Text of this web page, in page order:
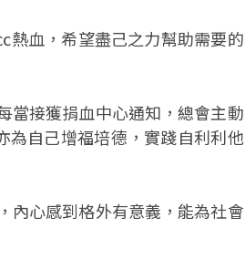
熱血，希望盡己之力幫助需要的
當接獲捐血中心通知，總會主動
為自己增福培德，實踐自利利他
內心感到格外有意義，能為社會